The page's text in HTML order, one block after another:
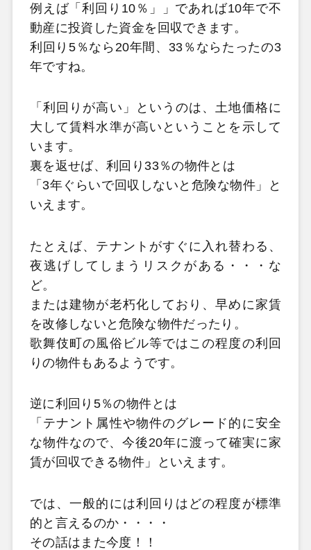
例えば「利回り10％」」であれば10年で不
動産に投資した資金を回収できます。
利回り5％なら20年間、33％ならたったの3
年ですね。
「利回りが高い」というのは、土地価格に
大して賃料水準が高いということを示して
います。
裏を返せば、利回り33％の物件とは
「3年ぐらいで回収しないと危険な物件」と
いえます。
たとえば、テナントがすぐに入れ替わる、
夜逃げしてしまうリスクがある・・・な
ど。
または建物が老朽化しており、早めに家賃
を改修しないと危険な物件だったり。
歌舞伎町の風俗ビル等ではこの程度の利回
りの物件もあるようです。
逆に利回り5％の物件とは
「テナント属性や物件のグレード的に安全
な物件なので、今後20年に渡って確実に家
賃が回収できる物件」といえます。
では、一般的には利回りはどの程度が標準
的と言えるのか・・・・
その話はまた今度！！